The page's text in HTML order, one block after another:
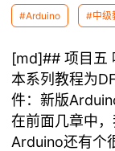
#Arduino #中级
[md]## 项目五
本系列教程为
件：新版
在前面几章中
Arduino还有个